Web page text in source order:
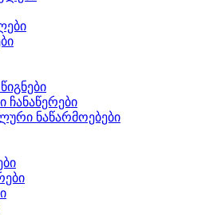
ჩანაწერები
ნაწარმოებები